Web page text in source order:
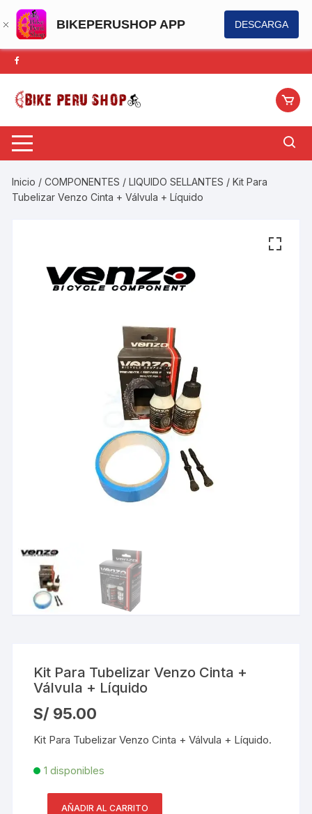
BIKEPERUSHOP APP DESCARGA
Saltar
al
contenido
Inicio /COMPONENTES /LIQUIDO SELLANTES / Kit Para
Tubelizar Venzo Cinta + Válvula + Líquido
Kit Para Tubelizar Venzo Cinta +
Válvula + Líquido
S/ 95.00
Kit Para Tubelizar Venzo Cinta + Válvula + Líquido.
1 disponibles
AÑADIR AL CARRITO